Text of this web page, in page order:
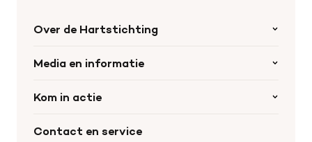
Over de Hartstichting
Organisatie
Werken bij de Hartstichting
Media en informatie
Nieuws
Materialen bestellen
Kom in actie
Word collectant
Contact en service